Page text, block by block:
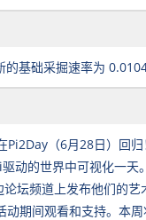
的基础采掘速率为
Pi2Day（6月28日）回
动的世界中可视化一天
论坛频道上发布他们的艺
动期间观看和支持。本